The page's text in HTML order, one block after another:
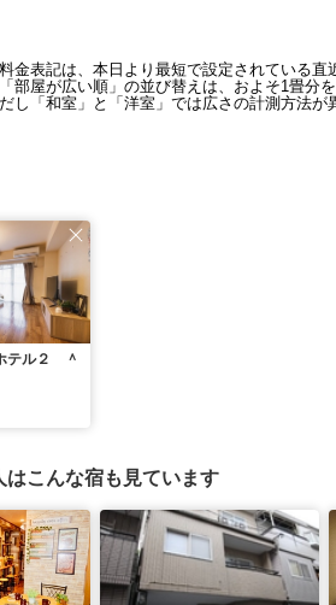
金表記は、本日より最短で設定されている直
部屋が広い順」の並び替えは、およそ1畳分
し「和室」と「洋室」では広さの計測方法
テル２ ＾
はこんな宿も見ています